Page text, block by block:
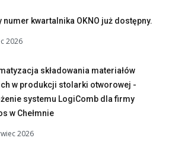
numer kwartalnika OKNO już dostępny.
2026
składowania materiałów
w produkcji stolarki otworowej -
systemu LogiComb dla firmy
w Chełmnie
2026